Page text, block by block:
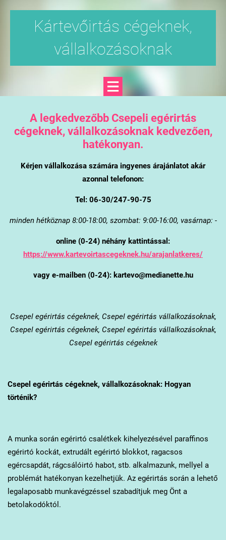
Kártevőirtás cégeknek,
vállalkozásoknak
A legkedvezőbb Csepeli egérirtás
cégeknek, vállalkozásoknak kedvezően,
hatékonyan.
Kérjen vállalkozása számára ingyenes árajánlatot akár
azonnal telefonon:
Tel: 06-30/247-90-75
minden hétköznap 8:00-18:00, szombat: 9:00-16:00, vasárnap: -
online (0-24) néhány kattintással:
https://www.kartevoirtascegeknek.hu/arajanlatkeres/
vagy e-mailben (0-24): kartevo@medianette.hu
Csepelegérirtás cégeknek, Csepel egérirtás vállalkozásoknak,
Csepel egérirtás cégeknek, Csepel egérirtás vállalkozásoknak,
Csepel egérirtás cégeknek
Csepel egérirtás cégeknek, vállalkozásoknak: Hogyan
történik?
A munka során egérirtó csalétkek kihelyezésével paraffinos
egérirtó kockát, extrudált egérirtó blokkot, ragacsos
egércsapdát, rágcsálóirtó habot, stb. alkalmazunk, mellyel a
problémát hatékonyan kezelhetjük. Az egérirtás során a lehető
legalaposabb munkavégzéssel szabadítjuk meg Önt a
betolakodóktól.